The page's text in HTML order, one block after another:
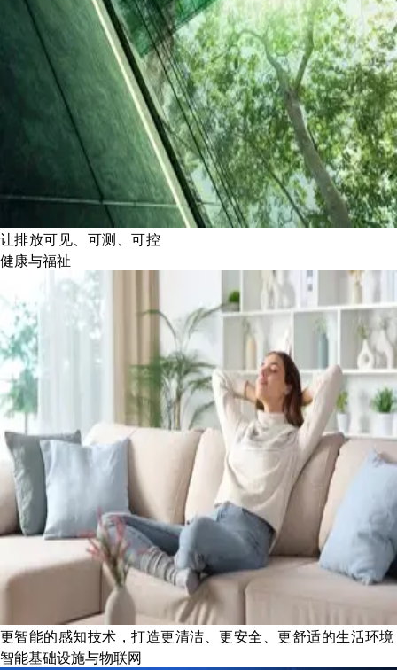
让排放可见、可测、可控
健康与福祉
更智能的感知技术，打造更清洁、更安全、更舒适的生活环境
智能基础设施与物联网